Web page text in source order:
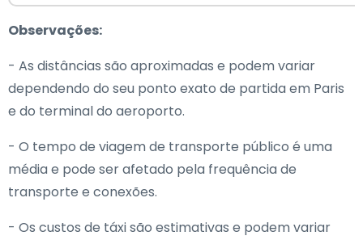
Observações:
- As distâncias são aproximadas e podem variar
dependendo do seu ponto exato de partida em Paris
e do terminal do aeroporto.
- O tempo de viagem de transporte público é uma
média e pode ser afetado pela frequência de
transporte e conexões.
- Os custos de táxi são estimativas e podem variar